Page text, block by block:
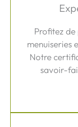
Profitez de
menuiseries
Notre
savoir-